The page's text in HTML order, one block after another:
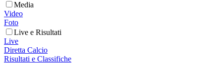
Media
Video
Foto
Live e Risultati
Live
Diretta Calcio
Risultati e Classifiche